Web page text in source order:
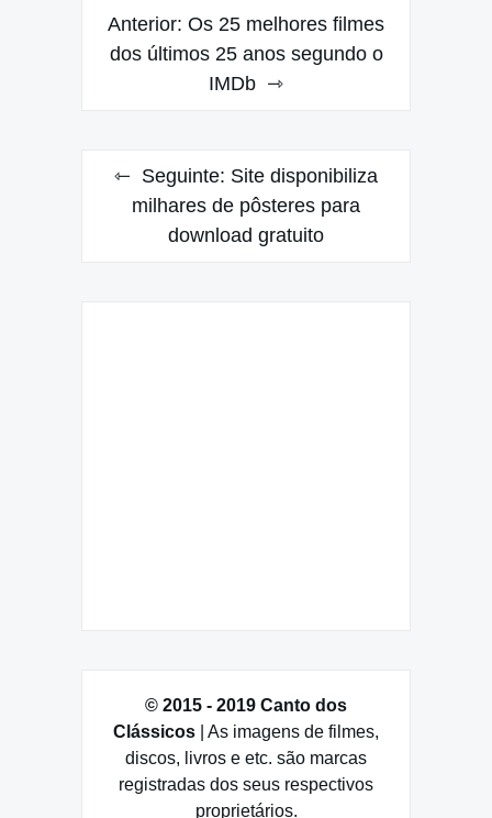
Navegação
de
Anterior: Os 25 melhores filmes
dos últimos 25 anos segundo o
IMDb
Seguinte: Site disponibiliza
milhares de pôsteres para
download gratuito
© 2015 - 2019 Canto dos
Clássicos | As imagens de filmes,
discos, livros e etc. são marcas
registradas dos seus respectivos
proprietários.